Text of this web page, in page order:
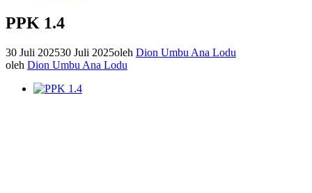
PPK 1.4
30 Juli 202530 Juli 2025oleh Dion Umbu Ana Lodu
oleh Dion Umbu Ana Lodu